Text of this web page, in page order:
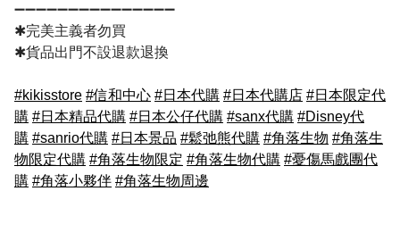
➖➖➖➖➖➖➖➖➖➖➖➖➖➖➖
✱完美主義者勿買
✱貨品出門不設退款退換
#kikisstore #信和中心 #日本代購 #日本代購店 #日本限定代
購 #日本精品代購 #日本公仔代購 #sanx代購 #Disney代
購 #sanrio代購 #日本景品 #鬆弛熊代購 #角落生物 #角落生
物限定代購 #角落生物限定 #角落生物代購 #憂傷馬戲團代
購 #角落小夥伴 #角落生物周邊